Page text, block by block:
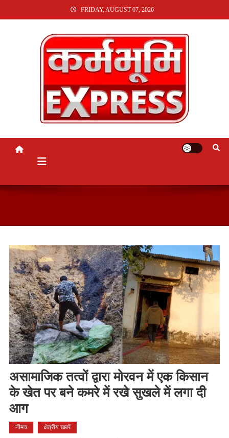
TO
FRIDAY, AUGUST 07, 2026
KARMABHUMI EXPRESS
असामाजिक तत्वों द्वारा मोरवन में एक किसान
के खेत पर बने कमरे में रखे सुखले में लगा दी
आग
नीमच क्षेत्रीय खबरें